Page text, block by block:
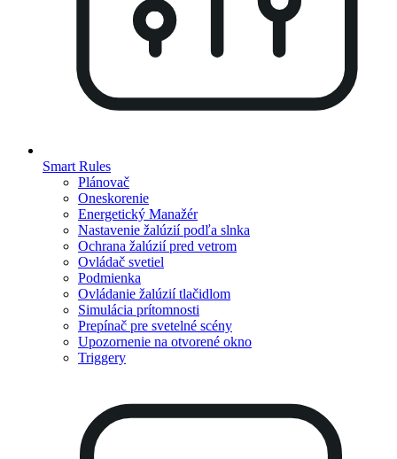
Smart Rules
Plánovač
Oneskorenie
Energetický Manažér
Nastavenie žalúzií podľa slnka
Ochrana žalúzií pred vetrom
Ovládač svetiel
Podmienka
Ovládanie žalúzií tlačidlom
Simulácia prítomnosti
Prepínač pre svetelné scény
Upozornenie na otvorené okno
Triggery